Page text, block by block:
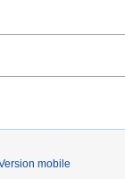
mobile